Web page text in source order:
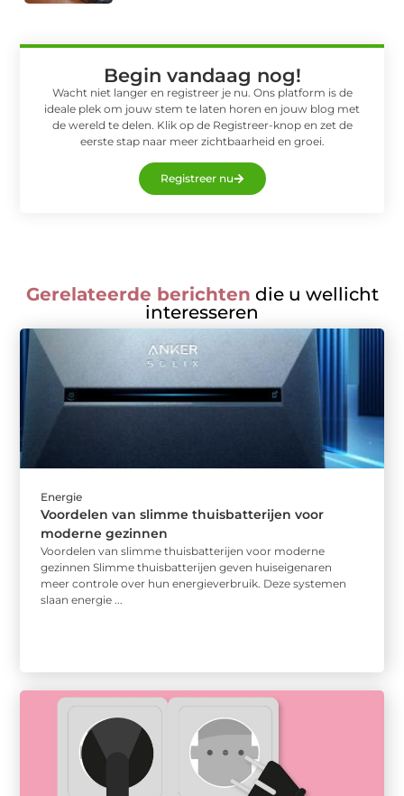
Begin vandaag nog!
Wacht niet langer en registreer je nu. Ons platform is de
ideale plek om jouw stem te laten horen en jouw blog met
de wereld te delen. Klik op de Registreer-knop en zet de
eerste stap naar meer zichtbaarheid en groei.
Registreer nu
Gerelateerde berichten die u wellicht
interesseren
Energie
Voordelen van slimme thuisbatterijen voor
moderne gezinnen
Voordelen van slimme thuisbatterijen voor moderne
gezinnen Slimme thuisbatterijen geven huiseigenaren
meer controle over hun energieverbruik. Deze systemen
slaan energie ...